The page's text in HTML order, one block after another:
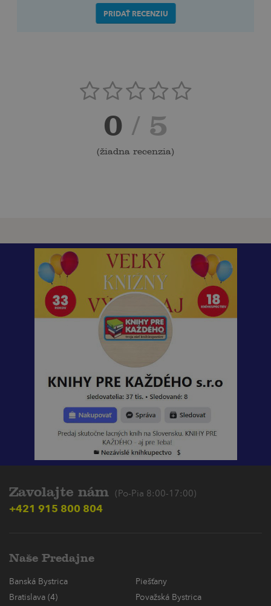
PRIDAŤ RECENZIU
0 / 5
(žiadna recenzia)
Zavolajte nám (Po-Pia 8:00-17:00)
+421 915 800 804
Naše Predajne
Banská Bystrica
Piešťany
Bratislava (4)
Považská Bystrica